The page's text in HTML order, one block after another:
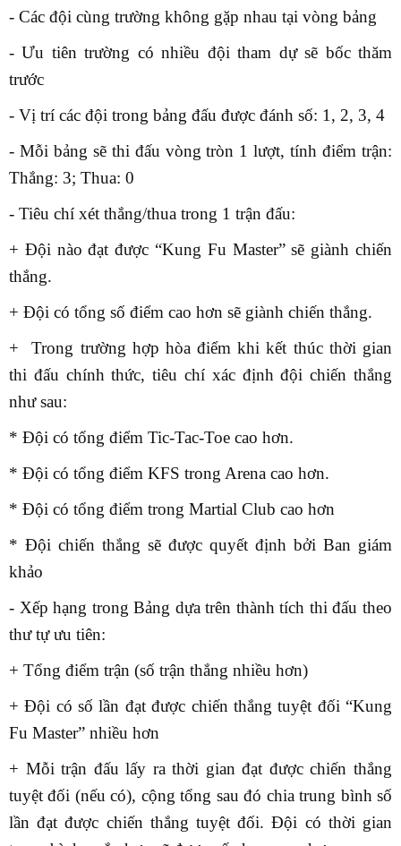
- Các đội cùng trường không gặp nhau tại vòng bảng
- Ưu tiên trường có nhiều đội tham dự sẽ bốc thăm
trước
- Vị trí các đội trong bảng đấu được đánh số: 1, 2, 3, 4
- Mỗi bảng sẽ thi đấu vòng tròn 1 lượt, tính điểm trận:
Thắng: 3; Thua: 0
- Tiêu chí xét thắng/thua trong 1 trận đấu:
+ Đội nào đạt được “Kung Fu Master” sẽ giành chiến
thắng.
+ Đội có tổng số điểm cao hơn sẽ giành chiến thắng.
+ Trong trường hợp hòa điểm khi kết thúc thời gian
thi đấu chính thức, tiêu chí xác định đội chiến thắng
như sau:
* Đội có tổng điểm Tic-Tac-Toe cao hơn.
* Đội có tổng điểm KFS trong Arena cao hơn.
* Đội có tổng điểm trong Martial Club cao hơn
* Đội chiến thắng sẽ được quyết định bởi Ban giám
khảo
- Xếp hạng trong Bảng dựa trên thành tích thi đấu theo
thư tự ưu tiên:
+ Tổng điểm trận (số trận thắng nhiều hơn)
+ Đội có số lần đạt được chiến thắng tuyệt đối “Kung
Fu Master” nhiều hơn
+ Mỗi trận đấu lấy ra thời gian đạt được chiến thắng
tuyệt đối (nếu có), cộng tổng sau đó chia trung bình số
lần đạt được chiến thắng tuyệt đối. Đội có thời gian